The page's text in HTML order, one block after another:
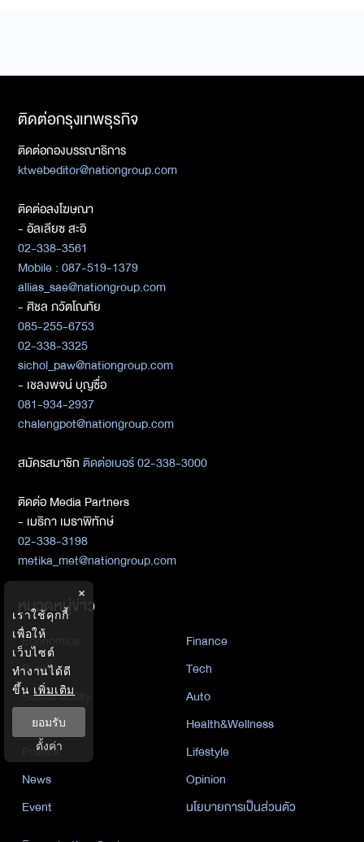
ติดต่อกรุงเทพธุรกิจ
ติดต่อกองบรรณาธิการ
ktwebeditor@nationgroup.com
ติดต่อลงโฆษณา
- อัลเลียซ สะอิ
02-338-3561
Mobile : 087-519-1379
allias_sae@nationgroup.com
- ศิชล ภวัตโณทัย
085-255-6753
02-338-3325
sichol_paw@nationgroup.com
- เชลงพจน์ บุญซื่อ
081-934-2937
chalengpot@nationgroup.com
สมัครสมาชิกติดต่อเบอร์ 02-338-3000
ติดต่อ Media Partners
- เมธิกา เมธาพิทักษ์
02-338-3198
metika_met@nationgroup.com
หมวดหมู่ข่าว
Economics
Finance
Business
Tech
Sustainability
Auto
World
Health&Wellness
Politics
Lifestyle
News
Opinion
Event
นโยบายการเป็นส่วนตัว
×
เราใช้คุกกี้
เพื่อให้
เว็บไซต์
ทำงานได้ดี
ขึ้น เพิ่มเติม
ยอมรับ
ตั้งค่า